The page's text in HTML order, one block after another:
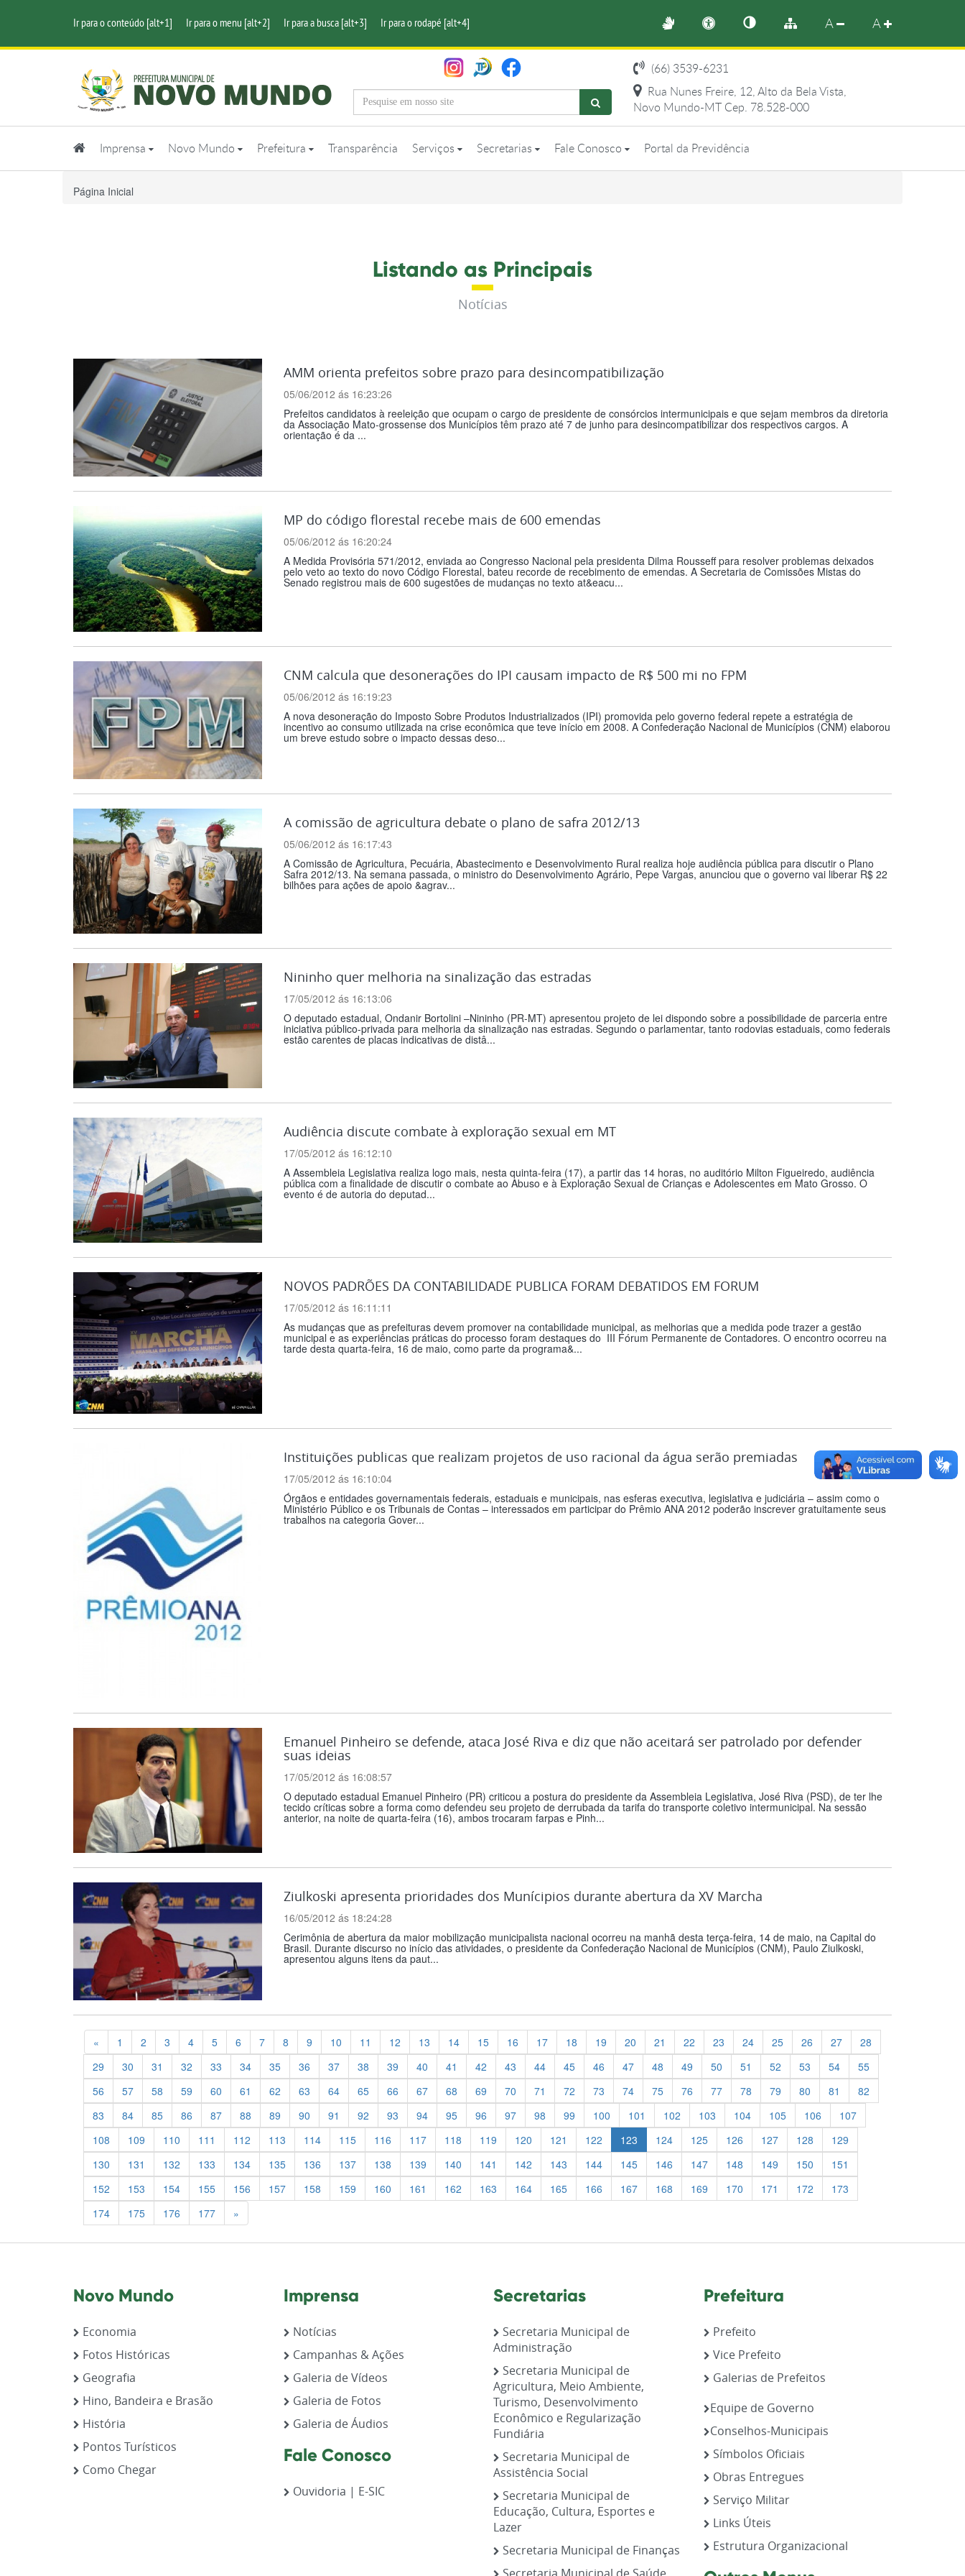
Ir para o conteúdo [alt+1] Ir para o menu [alt+2] Ir para a busca [alt+3] Ir para o rodapé [alt+4] A A
(66) 3539-6231
Rua Nunes Freire, 12, Alto da Bela Vista,
Novo Mundo-MT Cep. 78.528-000
Imprensa Novo Mundo Prefeitura Transparência Serviços Secretarias Fale Conosco Portal da Previdência
Página Inicial
Listando as Principais
Notícias
AMM orienta prefeitos sobre prazo para desincompatibilização
05/06/2012 ás 16:23:26
Prefeitos candidatos à reeleição que ocupam o cargo de presidente de consórcios intermunicipais e que sejam membros da diretoria
da Associação Mato-grossense dos Municípios têm prazo até 7 de junho para desincompatibilizar dos respectivos cargos. A
orientação é da ...
MP do código florestal recebe mais de 600 emendas
05/06/2012 ás 16:20:24
A Medida Provisória 571/2012, enviada ao Congresso Nacional pela presidenta Dilma Rousseff para resolver problemas deixados
pelo veto ao texto do novo Código Florestal, bateu recorde de recebimento de emendas. A Secretaria de Comissões Mistas do
Senado registrou mais de 600 sugestões de mudanças no texto at&eacu...
CNM calcula que desonerações do IPI causam impacto de R$ 500 mi no FPM
05/06/2012 ás 16:19:23
A nova desoneração do Imposto Sobre Produtos Industrializados (IPI) promovida pelo governo federal repete a estratégia de
incentivo ao consumo utilizada na crise econômica que teve início em 2008. A Confederação Nacional de Municípios (CNM) elaborou
um breve estudo sobre o impacto dessas deso...
A comissão de agricultura debate o plano de safra 2012/13
05/06/2012 ás 16:17:43
A Comissão de Agricultura, Pecuária, Abastecimento e Desenvolvimento Rural realiza hoje audiência pública para discutir o Plano
Safra 2012/13. Na semana passada, o ministro do Desenvolvimento Agrário, Pepe Vargas, anunciou que o governo vai liberar R$ 22
bilhões para ações de apoio &agrav...
Nininho quer melhoria na sinalização das estradas
17/05/2012 ás 16:13:06
O deputado estadual, Ondanir Bortolini –Nininho (PR-MT) apresentou projeto de lei dispondo sobre a possibilidade de parceria entre
iniciativa público-privada para melhoria da sinalização nas estradas. Segundo o parlamentar, tanto rodovias estaduais, como federais
estão carentes de placas indicativas de distâ...
Audiência discute combate à exploração sexual em MT
17/05/2012 ás 16:12:10
A Assembleia Legislativa realiza logo mais, nesta quinta-feira (17), a partir das 14 horas, no auditório Milton Figueiredo, audiência
pública com a finalidade de discutir o combate ao Abuso e à Exploração Sexual de Crianças e Adolescentes em Mato Grosso. O
evento é de autoria do deputad...
NOVOS PADRÕES DA CONTABILIDADE PUBLICA FORAM DEBATIDOS EM FORUM
17/05/2012 ás 16:11:11
As mudanças que as prefeituras devem promover na contabilidade municipal, as melhorias que a medida pode trazer a gestão
municipal e as experiências práticas do processo foram destaques do III Fórum Permanente de Contadores. O encontro ocorreu na
tarde desta quarta-feira, 16 de maio, como parte da programa&...
Instituições publicas que realizam projetos de uso racional da água serão premiadas
17/05/2012 ás 16:10:04
Órgãos e entidades governamentais federais, estaduais e municipais, nas esferas executiva, legislativa e judiciária – assim como o
Ministério Público e os Tribunais de Contas – interessados em participar do Prêmio ANA 2012 poderão inscrever gratuitamente seus
trabalhos na categoria Gover...
Emanuel Pinheiro se defende, ataca José Riva e diz que não aceitará ser patrolado por defender
suas ideias
17/05/2012 ás 16:08:57
O deputado estadual Emanuel Pinheiro (PR) criticou a postura do presidente da Assembleia Legislativa, José Riva (PSD), de ter lhe
tecido críticas sobre a forma como defendeu seu projeto de derrubada da tarifa do transporte coletivo intermunicipal. Na sessão
anterior, na noite de quarta-feira (16), ambos trocaram farpas e Pinh...
Ziulkoski apresenta prioridades dos Munícipios durante abertura da XV Marcha
16/05/2012 ás 18:24:28
Cerimônia de abertura da maior mobilização municipalista nacional ocorreu na manhã desta terça-feira, 14 de maio, na Capital do
Brasil. Durante discurso no início das atividades, o presidente da Confederação Nacional de Municípios (CNM), Paulo Ziulkoski,
apresentou alguns itens da paut...
« Previous
1 2 3 4 5 6 7 8 9 10 11 12 13 14 15 16 17 18 19 20 21 22 23 24 25 26 27
28
29
30 31 32 33 34 35 36 37 38 39 40 41 42 43 44 45 46 47 48 49 50 51 52 53 54
55
56
57 58 59 60 61 62 63 64 65 66 67 68 69 70 71 72 73 74 75 76 77 78 79 80 81
82
83
84 85 86 87 88 89 90 91 92 93 94 95 96 97 98 99 100 101 102 103 104 105 106
107
108
109 110 111 112 113 114 115 116 117 118 119 120 121 122 123 124 125 126 127 128
129
130
131 132 133 134 135 136 137 138 139 140 141 142 143 144 145 146 147 148 149 150
151
152
153 154 155 156 157 158 159 160 161 162 163 164 165 166 167 168 169 170 171 172
173
174
175 176 177 »
Novo Mundo
Economia
Fotos Históricas
Geografia
Hino, Bandeira e Brasão
História
Pontos Turísticos
Como Chegar
Imprensa
Notícias
Campanhas & Ações
Galeria de Vídeos
Galeria de Fotos
Galeria de Áudios
Fale Conosco
Ouvidoria | E-SIC
Secretarias
Secretaria Municipal de
Administração
Secretaria Municipal de
Agricultura, Meio Ambiente,
Turismo, Desenvolvimento
Econômico e Regularização
Fundiária
Secretaria Municipal de
Assistência Social
Secretaria Municipal de
Educação, Cultura, Esportes e
Lazer
Secretaria Municipal de Finanças
Prefeitura
Prefeito
Vice Prefeito
Galerias de Prefeitos
Equipe de Governo
Conselhos-Municipais
Símbolos Oficiais
Obras Entregues
Serviço Militar
Links Úteis
Estrutura Organizacional